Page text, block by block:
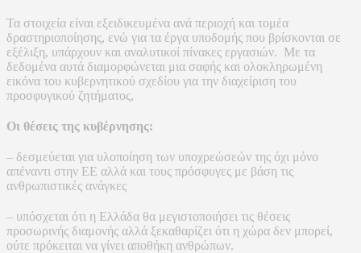
Τα στοιχεία είναι εξειδικευμένα ανά περιοχή και τομέα
δραστηριοποίησης, ενώ για τα έργα υποδομής που βρίσκονται σε
εξέλιξη, υπάρχουν και αναλυτικοί πίνακες εργασιών. Με τα
δεδομένα αυτά διαμορφώνεται μια σαφής και ολοκληρωμένη
εικόνα του κυβερνητικού σχεδίου για την διαχείριση του
προσφυγικού ζητήματος,
Οι θέσεις της κυβέρνησης:
– δεσμεύεται για υλοποίηση των υποχρεώσεών της όχι μόνο
απέναντι στην ΕΕ αλλά και τους πρόσφυγες με βάση τις
ανθρωπιστικές ανάγκες
– υπόσχεται ότι η Ελλάδα θα μεγιστοποιήσει τις θέσεις
προσωρινής διαμονής αλλά ξεκαθαρίζει ότι η χώρα δεν μπορεί,
ούτε πρόκειται να γίνει αποθήκη ανθρώπων.